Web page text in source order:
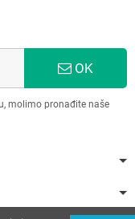
OK
molimo pronađite naše